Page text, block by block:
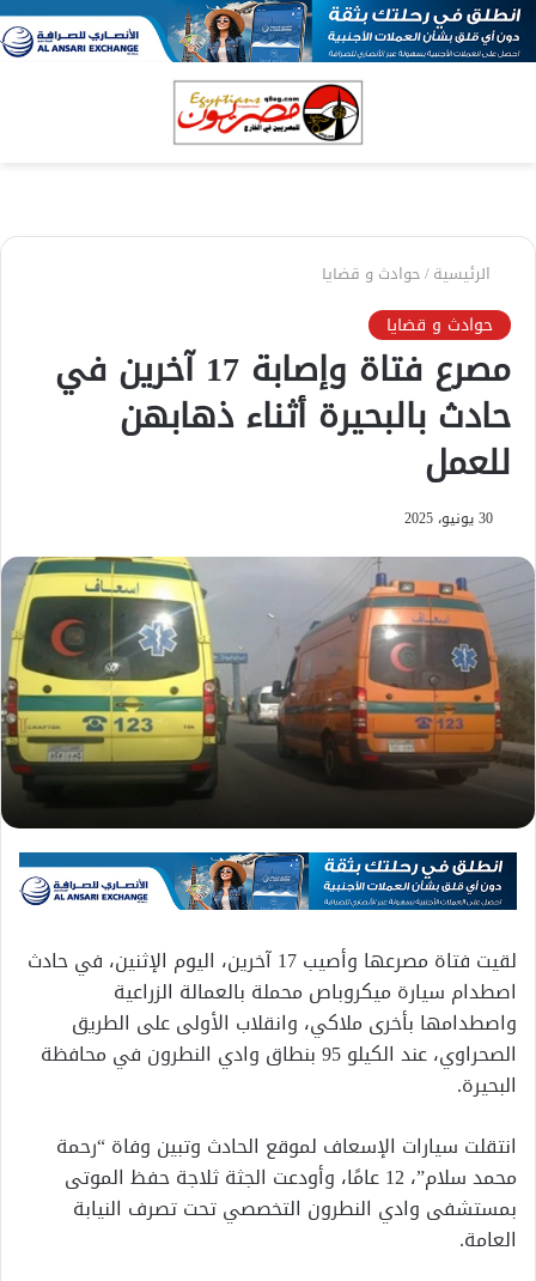
الرئيسية/حوادث و قضايا
حوادث و قضايا
مصرع فتاة وإصابة 17 آخرين في
حادث بالبحيرة أثناء ذهابهن
للعمل
30 يونيو، 2025
لقيت فتاة مصرعها وأصيب 17 آخرين، اليوم الإثنين، في حادث
اصطدام سيارة ميكروباص محملة بالعمالة الزراعية
واصطدامها بأخرى ملاكي، وانقلاب الأولى على الطريق
الصحراوي، عند الكيلو 95 بنطاق وادي النطرون في محافظة
البحيرة.
انتقلت سيارات الإسعاف لموقع الحادث وتبين وفاة “رحمة
محمد سلام”، 12 عامًا، وأودعت الجثة ثلاجة حفظ الموتى
بمستشفى وادي النطرون التخصصي تحت تصرف النيابة
العامة.